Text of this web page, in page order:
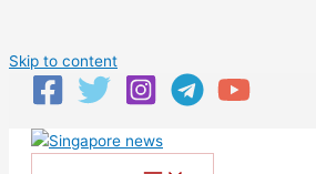
Skip to content